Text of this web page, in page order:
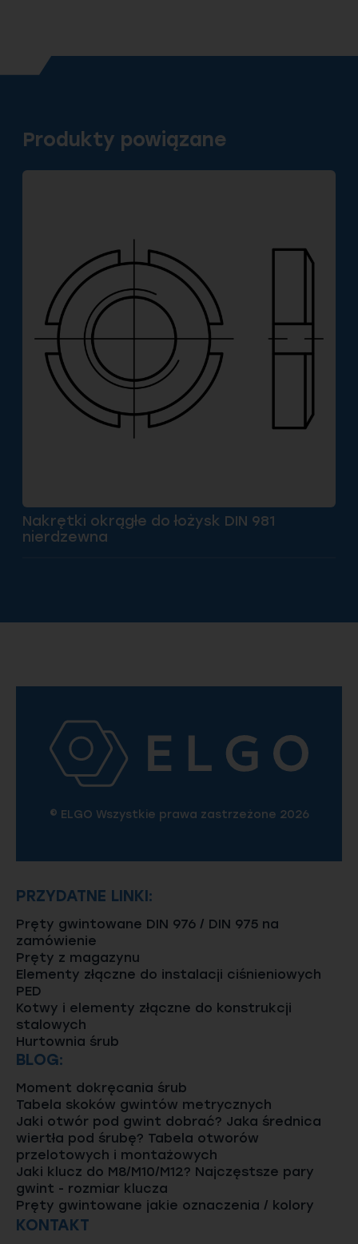
Produkty powiązane
Nakrętki okrągłe do łożysk DIN 981
nierdzewna
© ELGO Wszystkie prawa zastrzeżone 2026
PRZYDATNE LINKI:
Pręty gwintowane DIN 976 / DIN 975 na
zamówienie
Pręty z magazynu
Elementy złączne do instalacji ciśnieniowych
PED
Kotwy i elementy złączne do konstrukcji
stalowych
Hurtownia śrub
BLOG:
Moment dokręcania śrub
Tabela skoków gwintów metrycznych
Jaki otwór pod gwint dobrać? Jaka średnica
wiertła pod śrubę? Tabela otworów
przelotowych i montażowych
Jaki klucz do M8/M10/M12? Najczęstsze pary
gwint - rozmiar klucza
Pręty gwintowane jakie oznaczenia / kolory
KONTAKT